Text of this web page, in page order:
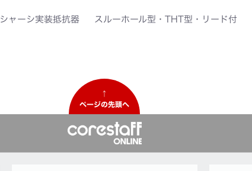
シャーシ実装抵抗器 スルーホール型・THT型・リード付
↑
ページの先頭へ